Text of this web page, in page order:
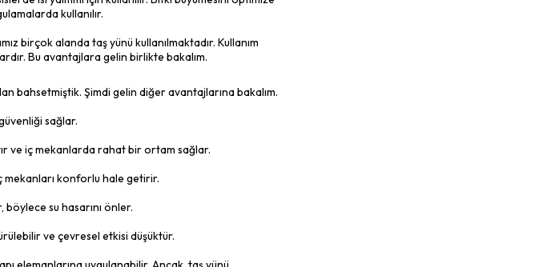
bir malzemedir. Ofis binaları, tiyatrolar, konferans salonları, oteller ve
dayanıklıdır ve yangın güvenliği sağlar. Yangın durumunda yangının
Bu nedenle, yangın riski yüksek alanlarda kullanılır.
ve klima (HVAC) sistemlerinde de sıkça kullanılır.
ve klima (HVAC) sistemlerinde boruların ve kanalların izolasyonu
ve ses azaltma amaçlarıyla HVAC sistemlerinde yaygın olarak
önler.